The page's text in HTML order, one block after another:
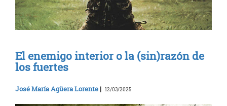
El enemigo interior o la (sin)razón de
los fuertes
José María Agüera Lorente | 12/03/2025